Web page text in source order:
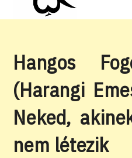
Hangos
(Harangi
Neked,
nem létezik